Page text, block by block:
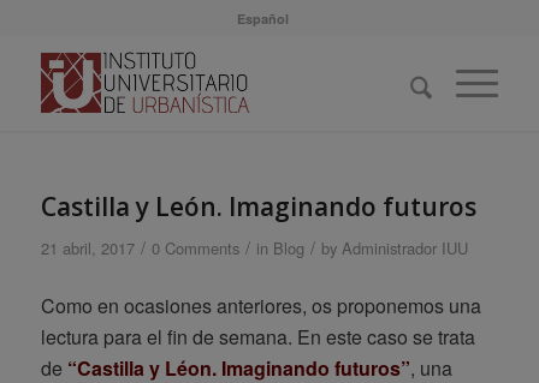
Español
Castilla y León. Imaginando futuros
21 abril, 2017 / 0 Comments / in Blog / by Administrador IUU
Como en ocasiones anteriores, os proponemos una
lectura para el fin de semana. En este caso se trata
de “Castilla y Léon. Imaginando futuros”, una